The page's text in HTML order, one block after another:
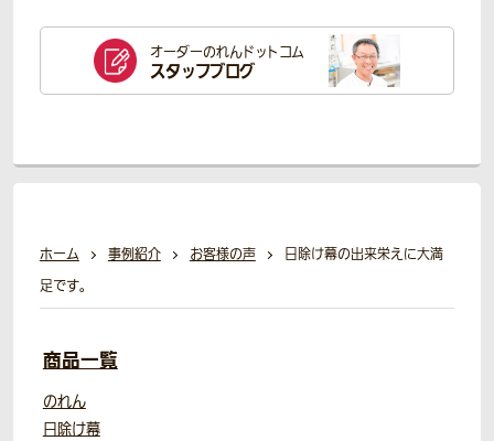
オーダーのれんドットコム
スタッフブログ
ホーム 事例紹介 お客様の声
日除け幕の出来栄えに大満
足です。
商品一覧
のれん
日除け幕